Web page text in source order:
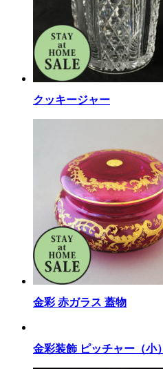
クッキージャー
金彩 赤ガラス 蓋物
金彩装飾 ピッチャー（小）